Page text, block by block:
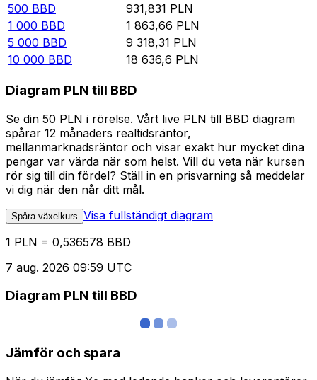
500 BBD 931,831 PLN
1 000 BBD 1 863,66 PLN
5 000 BBD 9 318,31 PLN
10 000 BBD 18 636,6 PLN
Diagram PLN till BBD
Se din 50 PLN i rörelse. Vårt live PLN till BBD diagram
spårar 12 månaders realtidsräntor,
mellanmarknadsräntor och visar exakt hur mycket dina
pengar var värda när som helst. Vill du veta när kursen
rör sig till din fördel? Ställ in en prisvarning så meddelar
vi dig när den når ditt mål.
Spåra växelkurs Visa fullständigt diagram
1 PLN = 0,536578 BBD
7 aug. 2026 09:59 UTC
Diagram PLN till BBD
Jämför och spara